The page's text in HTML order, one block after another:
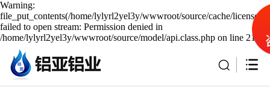
Warning:
file_put_contents(/home/lylyrl2yel3y/wwwroot/source/cache/
failed to open stream: Permission denied in
/home/lylyrl2yel3y/wwwroot/source/model/api.class.php on line 217